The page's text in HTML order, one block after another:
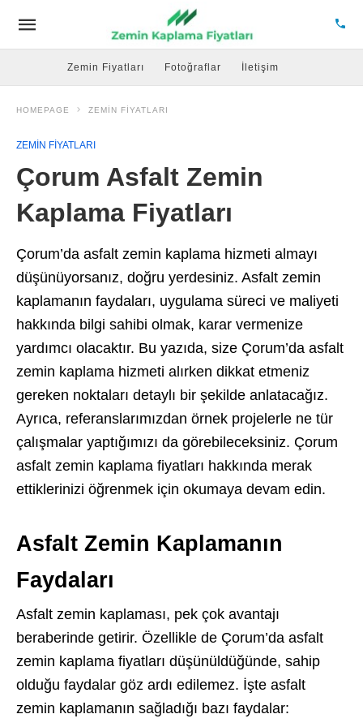
Zemin Fiyatları Fotoğraflar İletişim
HOMEPAGE ZEMIN FIYATLARI
ZEMIN FIYATLARI
Çorum Asfalt Zemin
Kaplama Fiyatları
Çorum’da asfalt zemin kaplama hizmeti almayı
düşünüyorsanız, doğru yerdesiniz. Asfalt zemin
kaplamanın faydaları, uygulama süreci ve maliyeti
hakkında bilgi sahibi olmak, karar vermenize
yardımcı olacaktır. Bu yazıda, size Çorum’da asfalt
zemin kaplama hizmeti alırken dikkat etmeniz
gereken noktaları detaylı bir şekilde anlatacağız.
Ayrıca, referanslarımızdan örnek projelerle ne tür
çalışmalar yaptığımızı da görebileceksiniz. Çorum
asfalt zemin kaplama fiyatları hakkında merak
ettiklerinizi öğrenmek için okumaya devam edin.
Asfalt Zemin Kaplamanın
Faydaları
Asfalt zemin kaplaması, pek çok avantajı
beraberinde getirir. Özellikle de Çorum’da asfalt
zemin kaplama fiyatları düşünüldüğünde, sahip
olduğu faydalar göz ardı edilemez. İşte asfalt
zemin kaplamanın sağladığı bazı faydalar: